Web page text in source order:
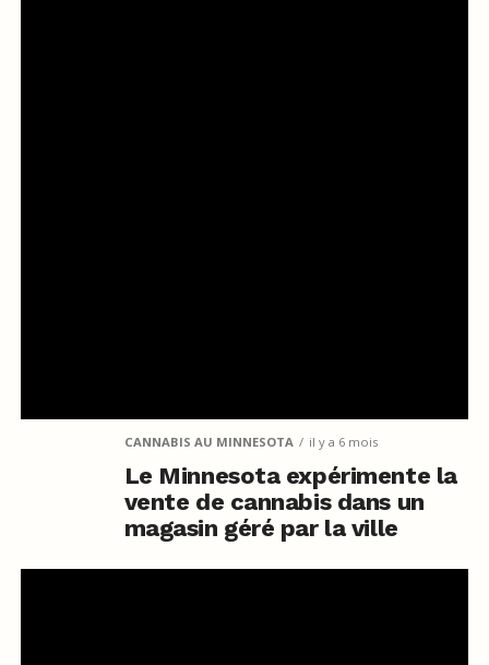
CANNABIS AU MINNESOTA il y a 6 mois
Le Minnesota expérimente la
vente de cannabis dans un
magasin géré par la ville